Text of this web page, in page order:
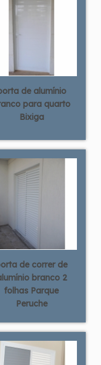
de alumínio
para quarto
Bixiga
de correr de
branco 2
folhas Parque
Peruche